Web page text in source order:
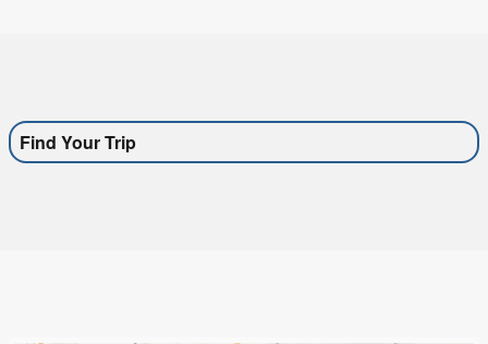
Find Your Trip